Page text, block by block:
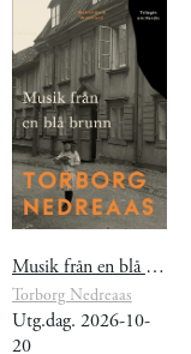
Musik från en blå brunn
Torborg Nedreaas
Utg.dag. 2026-10-
20